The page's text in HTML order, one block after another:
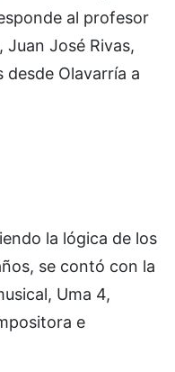
al profesor
Juan José Rivas,
desde Olavarría a
la lógica de los
se contó con la
Uma 4,
e